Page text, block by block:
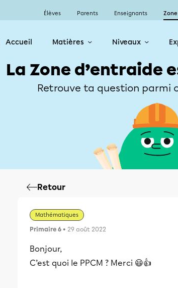
Élèves Parents Enseignants
Accueil Matières Niveaux
La Zone d’entraide
Retrouve ta question parmi
Retour
Mathématiques
Primaire 6 • 29 août 2022
Bonjour,
C’est quoi le PPCM ? Merci 😃👍